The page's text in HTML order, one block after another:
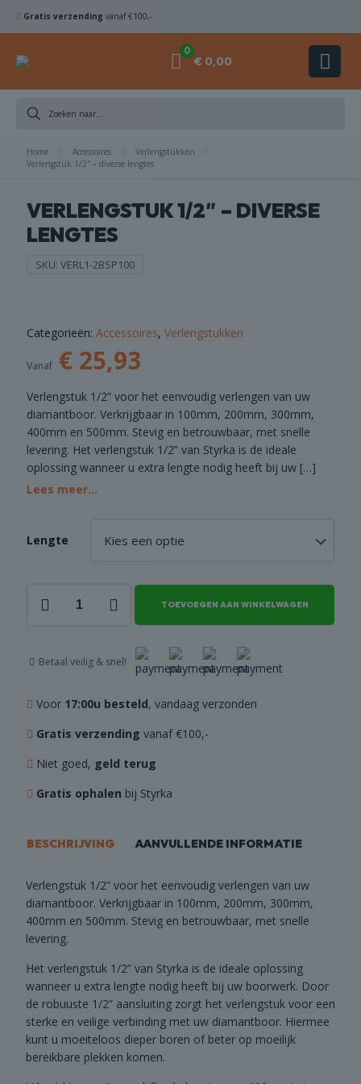
Gratis verzending vanaf €100,-
0
€ 0,00
Home Accessoires
Verlengstukken
Verlengstuk 1/2″ – diverse lengtes
VERLENGSTUK 1/2″ – DIVERSE
LENGTES
SKU: VERL1-2BSP100
Categorieën: Accessoires, Verlengstukken
Vanaf € 25,93
Verlengstuk 1/2” voor het eenvoudig verlengen van uw
diamantboor. Verkrijgbaar in 100mm, 200mm, 300mm,
400mm en 500mm. Stevig en betrouwbaar, met snelle
levering. Het verlengstuk 1/2” van Styrka is de ideale
oplossing wanneer u extra lengte nodig heeft bij uw […]
Lees meer...
Lengte
1/2"
lengtes
TOEVOEGEN AAN WINKELWAGEN
Betaal veilig & snel!
Voor 17:00u besteld, vandaag verzonden
Gratis verzending vanaf €100,-
Niet goed, geld terug
Gratis ophalen bij Styrka
BESCHRIJVING AANVULLENDE INFORMATIE
Verlengstuk 1/2” voor het eenvoudig verlengen van uw
diamantboor. Verkrijgbaar in 100mm, 200mm, 300mm,
400mm en 500mm. Stevig en betrouwbaar, met snelle
levering.
Het verlengstuk 1/2” van Styrka is de ideale oplossing
wanneer u extra lengte nodig heeft bij uw boorwerk. Door
de robuuste 1/2” aansluiting zorgt het verlengstuk voor een
sterke en veilige verbinding met uw diamantboor. Hiermee
kunt u moeiteloos dieper boren of beter op moeilijk
bereikbare plekken komen.
ZAAGBLADEN
HAMERBOREN
ACCESSOIRES
DEALS